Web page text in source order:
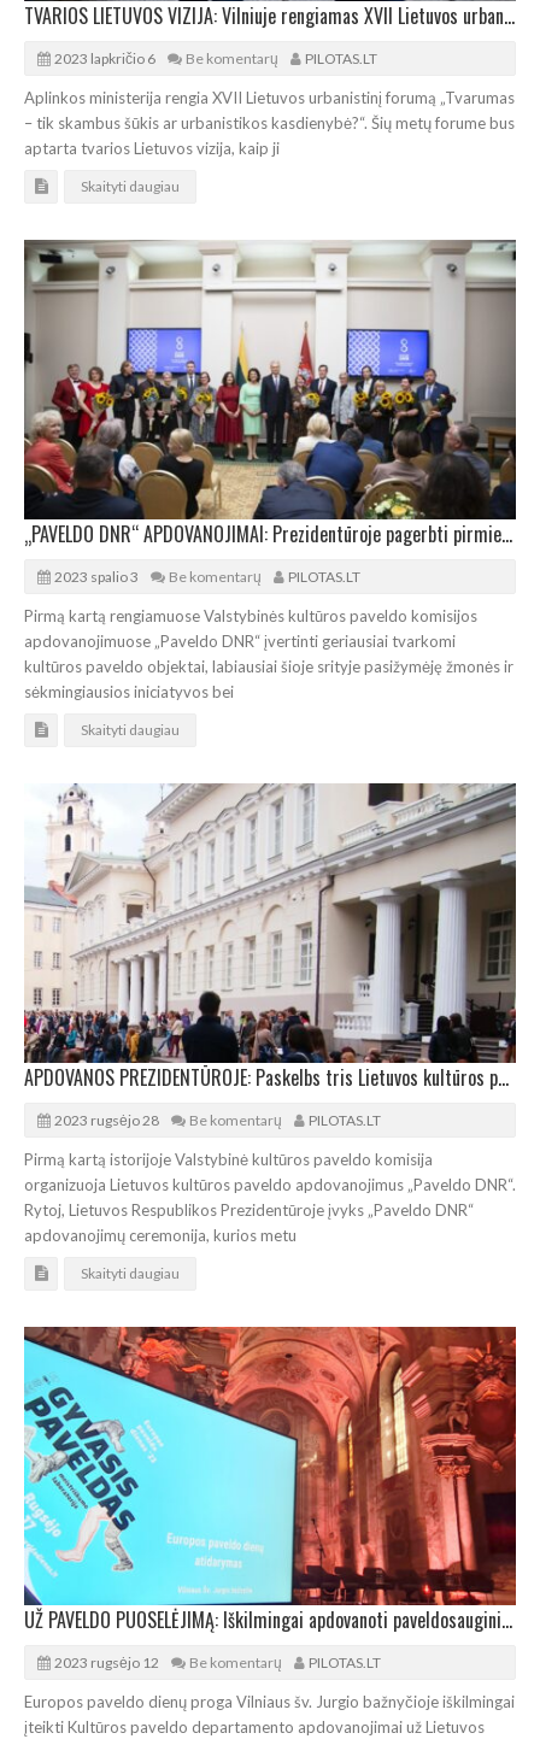
TVARIOS LIETUVOS VIZIJA: Vilniuje rengiamas XVII Lietuvos urbanistinis forumas
2023 lapkričio 6 Be komentarų PILOTAS.LT
Aplinkos ministerija rengia XVII Lietuvos urbanistinį forumą „Tvarumas
– tik skambus šūkis ar urbanistikos kasdienybė?“. Šių metų forume bus
aptarta tvarios Lietuvos vizija, kaip ji
Skaityti daugiau
„PAVELDO DNR“ APDOVANOJIMAI: Prezidentūroje pagerbti pirmieji laureatai
2023 spalio 3 Be komentarų PILOTAS.LT
Pirmą kartą rengiamuose Valstybinės kultūros paveldo komisijos
apdovanojimuose „Paveldo DNR“ įvertinti geriausiai tvarkomi
kultūros paveldo objektai, labiausiai šioje srityje pasižymėję žmonės ir
sėkmingiausios iniciatyvos bei
Skaityti daugiau
APDOVANOS PREZIDENTŪROJE: Paskelbs tris Lietuvos kultūros paveldo apdovanojimų laureatus
2023 rugsėjo 28 Be komentarų PILOTAS.LT
Pirmą kartą istorijoje Valstybinė kultūros paveldo komisija
organizuoja Lietuvos kultūros paveldo apdovanojimus „Paveldo DNR“.
Rytoj, Lietuvos Respublikos Prezidentūroje įvyks „Paveldo DNR“
apdovanojimų ceremonija, kurios metu
Skaityti daugiau
UŽ PAVELDO PUOSELĖJIMĄ: Iškilmingai apdovanoti paveldosaugininkai ir restauratoriai
2023 rugsėjo 12 Be komentarų PILOTAS.LT
Europos paveldo dienų proga Vilniaus šv. Jurgio bažnyčioje iškilmingai
įteikti Kultūros paveldo departamento apdovanojimai už Lietuvos